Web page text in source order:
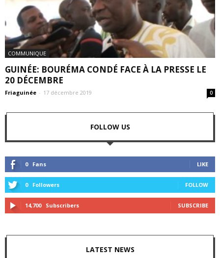
COMMUNIQUE
GUINÉE: BOURÉMA CONDÉ FACE À LA PRESSE LE
20 DÉCEMBRE
Friaguinée - 17 décembre 2019 0
FOLLOW US
0 Fans LIKE
0 Followers FOLLOW
14,700 Subscribers SUBSCRIBE
LATEST NEWS